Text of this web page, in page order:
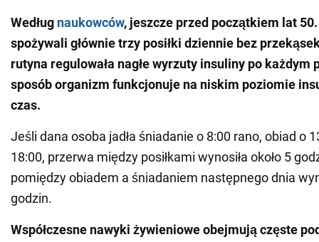
Według naukowców, jeszcze przed początkiem lat
spożywali głównie trzy posiłki dziennie bez
rutyna regulowała nagłe wyrzuty insuliny po każdym
sposób organizm funkcjonuje na niskim poziomie
czas.
Jeśli dana osoba jadła śniadanie o 8:00 rano, obiad o
18:00, przerwa między posiłkami wynosiła około 5
pomiędzy obiadem a śniadaniem następnego dnia
godzin.
Współczesne nawyki żywieniowe obejmują częste